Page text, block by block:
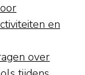
en
over